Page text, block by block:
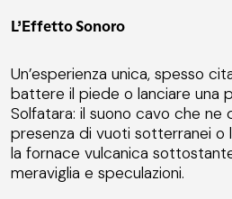
L’Effetto Sonoro
Un’esperienza unica, spesso
battere il piede o lanciare una
Solfatara: il suono cavo che ne
presenza di vuoti sotterranei o
la fornace vulcanica
meraviglia e speculazioni.